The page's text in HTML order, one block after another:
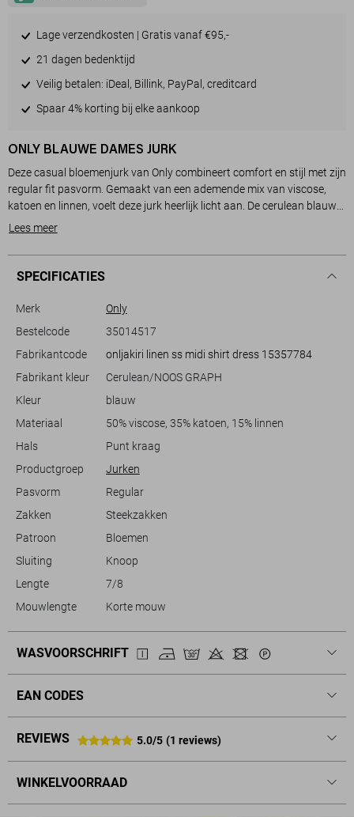
Lage verzendkosten | Gratis vanaf €95,-
21 dagen bedenktijd
Veilig betalen: iDeal, Billink, PayPal, creditcard
Spaar 4% korting bij elke aankoop
ONLY BLAUWE DAMES JURK
Deze casual bloemenjurk van Only combineert comfort en stijl met zijn
regular fit pasvorm. Gemaakt van een ademende mix van viscose,
katoen en linnen, voelt deze jurk heerlijk licht aan. De cerulean blauwe
print met sierlijke bloemendetails geeft een frisse uitstraling die
steekzakken dragen bij aan het comfortabele ontwerp, terwijl de
knoopsluiting en puntkraag een klassieke touch toevoegen.
De jurk heeft een verfijnde ceintuur met een opvallende ronde gesp,
hem veelzijdig voor verschillende gelegenheden, van een ontspannen
dagje in het park tot een informeel diner met vrienden. Draag hem met
sandalen voor een relaxte look, of kleed hem aan met hakken voor
Meer informatie:
Totale lengte is 115 cm bij maat S
Lees meer
SPECIFICATIES
Merk
Only
Bestelcode
35014517
Fabrikantcode
onljakiri linen ss midi shirt dress 15357784
Fabrikant kleur
Cerulean/NOOS GRAPH
Kleur
blauw
Materiaal
50% viscose, 35% katoen, 15% linnen
Hals
Punt kraag
Productgroep
Jurken
Pasvorm
Regular
Zakken
Steekzakken
Patroon
Bloemen
Sluiting
Knoop
Lengte
7/8
Mouwlengte
Korte mouw
WASVOORSCHRIFT
EAN CODES
REVIEWS 5.0/5 (1 reviews)
WINKELVOORRAAD